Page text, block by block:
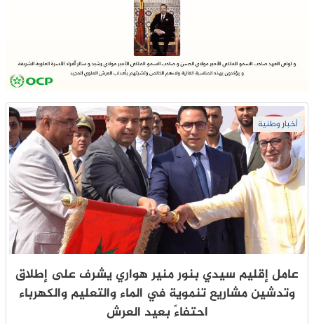
أخبار وطنية
عامل إقليم سيدي بنور منير هواري يشرف على إطلاق
وتدشين مشاريع تنموية في الماء والتعليم والكهرباء
احتفاءً بعيد العرش